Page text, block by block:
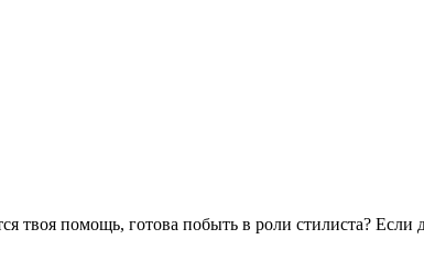
твоя помощь, готова побыть в роли стилиста?